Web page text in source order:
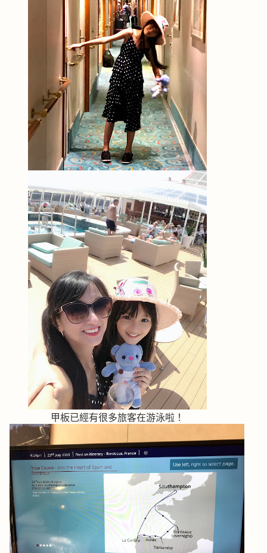
甲板已經有很多旅客在游泳啦！